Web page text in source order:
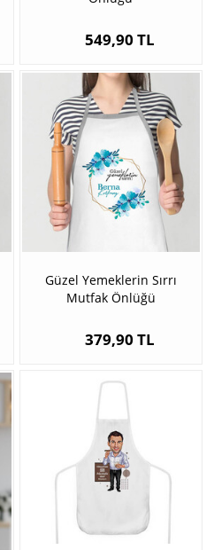
549,90 TL
Güzel Yemeklerin Sırrı
Mutfak Önlüğü
379,90 TL